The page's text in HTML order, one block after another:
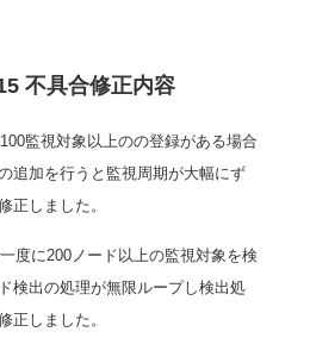
不具合修正内容
監視対象以上のの登録がある場合
追加を行うと監視周期が大幅にず
正しました。
度に200ノード以上の監視対象を検
検出の処理が無限ループし検出処
正しました。